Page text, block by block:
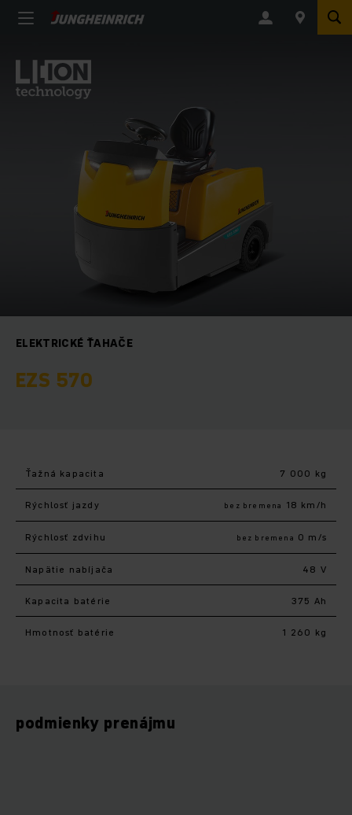
ELEKTRICKÉ ŤAHAČE
EZS 570
Ťažná kapacita 7 000 kg
Rýchlosť jazdy bez bremena 18 km/h
Rýchlosť zdvihu bez bremena 0 m/s
Napätie nabíjača 48 V
Kapacita batérie 375 Ah
Hmotnosť batérie 1 260 kg
podmienky prenájmu